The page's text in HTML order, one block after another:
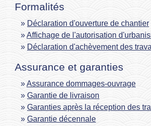
Formalités
Déclaration d'ouverture de chantier
Affichage de l'autorisation
Déclaration d'achèvement des
Assurance et garanties
Assurance dommages-ouvrage
Garantie de livraison
Garanties après la réception des
Garantie décennale